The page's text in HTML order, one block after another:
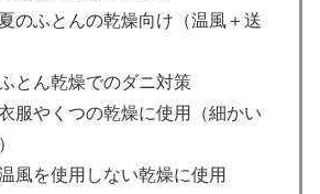
のふとんの乾燥向け（温風＋送
とん乾燥でのダニ対策
服やくつの乾燥に使用（細かい
風を使用しない乾燥に使用